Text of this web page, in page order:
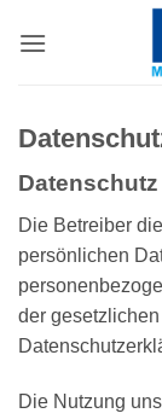
Inhalt
Datenschutz
Die Betreiber
persönlichen
der
Die Nutzung